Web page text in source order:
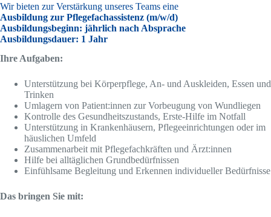
Wir bieten zur Verstärkung unseres Teams eine
Ausbildung zur Pflegefachassistenz (m/w/d)
Ausbildungsbeginn: jährlich nach Absprache
Ausbildungsdauer: 1 Jahr
Ihre Aufgaben:
Unterstützung bei Körperpflege, An- und Auskleiden, Essen und
Trinken
Umlagern von Patient:innen zur Vorbeugung von Wundliegen
Kontrolle des Gesundheitszustands, Erste-Hilfe im Notfall
Unterstützung in Krankenhäusern, Pflegeeinrichtungen oder im
häuslichen Umfeld
Zusammenarbeit mit Pflegefachkräften und Ärzt:innen
Hilfe bei alltäglichen Grundbedürfnissen
Einfühlsame Begleitung und Erkennen individueller Bedürfnisse
Das bringen Sie mit: